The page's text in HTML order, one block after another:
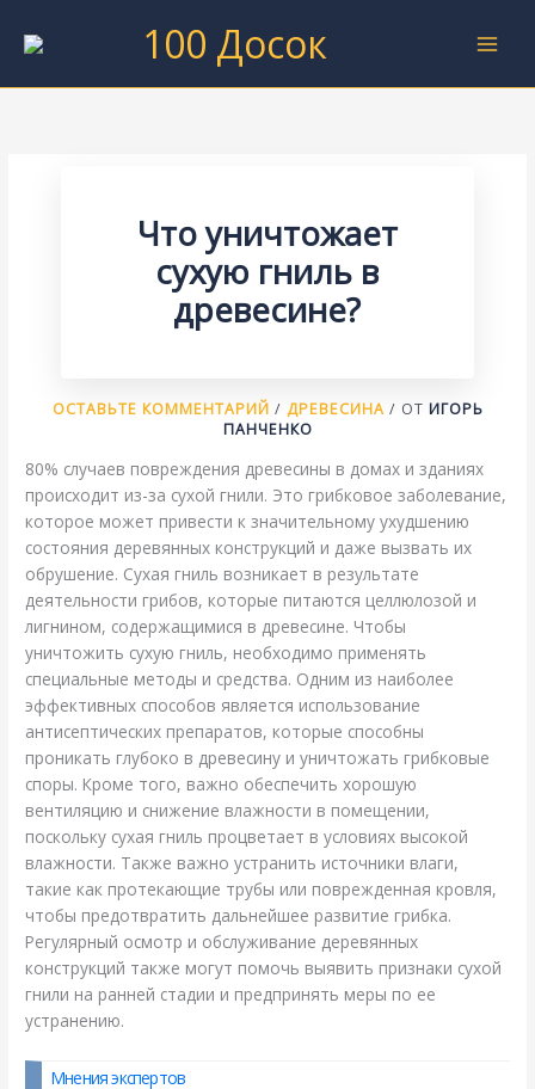
100 Досок
Что уничтожает
сухую гниль в
древесине?
ОСТАВЬТЕ КОММЕНТАРИЙ / ДРЕВЕСИНА/ ОТ ИГОРЬ
ПАНЧЕНКО
80% случаев повреждения древесины в домах и зданиях
происходит из-за сухой гнили. Это грибковое заболевание,
которое может привести к значительному ухудшению
состояния деревянных конструкций и даже вызвать их
обрушение. Сухая гниль возникает в результате
деятельности грибов, которые питаются целлюлозой и
лигнином, содержащимися в древесине. Чтобы
уничтожить сухую гниль, необходимо применять
специальные методы и средства. Одним из наиболее
эффективных способов является использование
антисептических препаратов, которые способны
проникать глубоко в древесину и уничтожать грибковые
споры. Кроме того, важно обеспечить хорошую
вентиляцию и снижение влажности в помещении,
поскольку сухая гниль процветает в условиях высокой
влажности. Также важно устранить источники влаги,
такие как протекающие трубы или поврежденная кровля,
чтобы предотвратить дальнейшее развитие грибка.
Регулярный осмотр и обслуживание деревянных
конструкций также могут помочь выявить признаки сухой
гнили на ранней стадии и предпринять меры по ее
устранению.
Мнения экспертов